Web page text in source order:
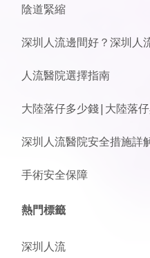
陰道緊縮
深圳人流邊間好？深圳人
人流醫院選擇指南
大陸落仔多少錢|大陸落
深圳人流醫院安全措施詳
手術安全保障
熱門標籤
深圳人流